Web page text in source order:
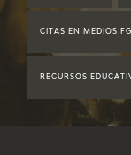
2017
CITAS EN MEDIOS
RECURSOS